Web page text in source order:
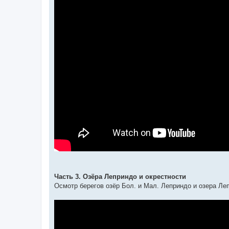
Часть 3. Озёра Леприндо и окрестности
Осмотр берегов озёр Бол. и Мал. Леприндо и озера